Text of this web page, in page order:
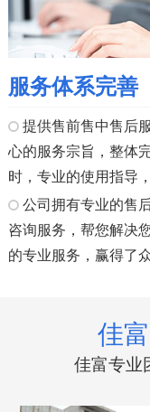
服务体系完善
提供售前售中售后
心的服务宗旨，整体
时，专业的使用指导
公司拥有专业的售
咨询服务，帮您解决
的专业服务，赢得了
佳
佳富专业